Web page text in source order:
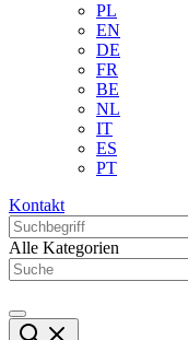
PL
EN
DE
FR
BE
NL
IT
ES
PT
Kontakt
Alle Kategorien